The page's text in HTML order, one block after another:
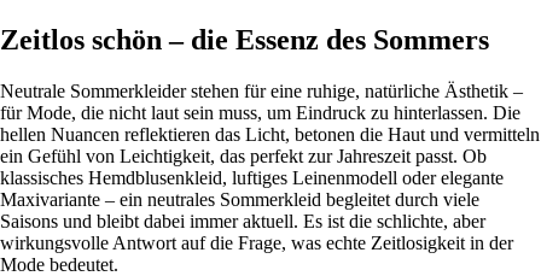
Zeitlos schön – die Essenz des Sommers
Neutrale Sommerkleider stehen für eine ruhige, natürliche Ästhetik –
für Mode, die nicht laut sein muss, um Eindruck zu hinterlassen. Die
hellen Nuancen reflektieren das Licht, betonen die Haut und vermitteln
ein Gefühl von Leichtigkeit, das perfekt zur Jahreszeit passt. Ob
klassisches Hemdblusenkleid, luftiges Leinenmodell oder elegante
Maxivariante – ein neutrales Sommerkleid begleitet durch viele
Saisons und bleibt dabei immer aktuell. Es ist die schlichte, aber
wirkungsvolle Antwort auf die Frage, was echte Zeitlosigkeit in der
Mode bedeutet.